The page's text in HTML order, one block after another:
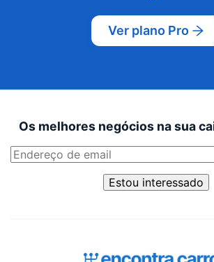
Ver plano Pro
Os melhores negócios na sua
Estou interessado